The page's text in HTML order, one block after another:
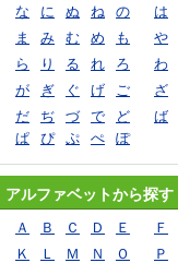
な
に ぬ ね の は
ま
み む め も や
ら
り る れ ろ わ
が
ぎ ぐ げ ご ざ
だ
ぢ づ で ど ば
ぱ
ぴ ぷ ぺ ぽ
アルファベットから探す
Ａ Ｂ Ｃ Ｄ Ｅ Ｆ
Ｋ
Ｌ Ｍ Ｎ Ｏ Ｐ